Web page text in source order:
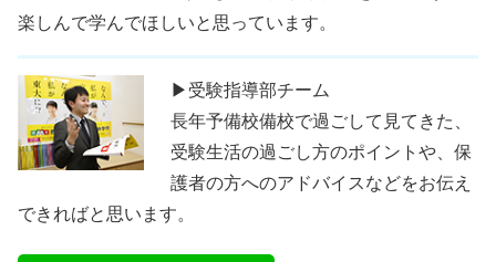
楽しんで学んでほしいと思っています。
▶受験指導部チーム
長年予備校備校で過ごして見てきた、
受験生活の過ごし方のポイントや、保
護者の方へのアドバイスなどをお伝え
できればと思います。